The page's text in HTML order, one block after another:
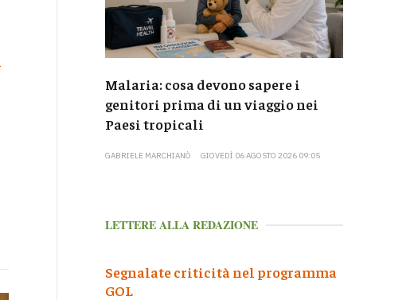
Malaria: cosa devono sapere i
genitori prima di un viaggio nei
Paesi tropicali
GABRIELE MARCHIANÒ GIOVEDÌ 06 AGOSTO 2026 09:05
LETTERE ALLA REDAZIONE
Segnalate criticità nel programma
GOL